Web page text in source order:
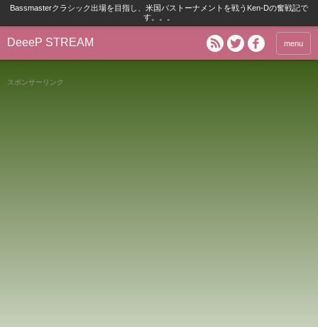
Bassmasterクラシック出場を目指し、米国バストーナメントを戦うKen-Dの奮戦記で
す。。。
DeeeP STREAM menu
スポンサーリンク